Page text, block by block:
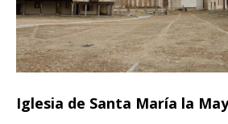
Iglesia de Santa María la